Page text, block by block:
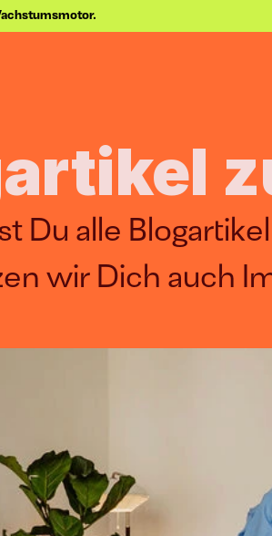
Du alle
wir Dich auch